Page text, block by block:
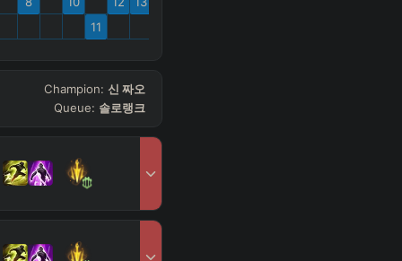
11
Champion: 신 짜오
Queue: 솔로랭크